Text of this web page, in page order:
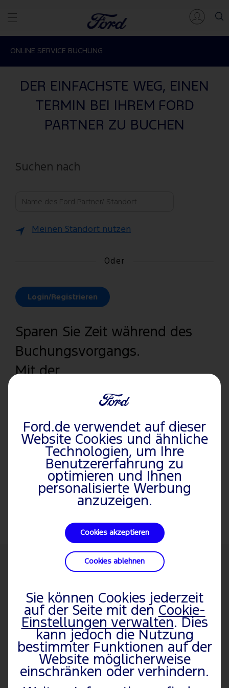
ONLINE SERVICE BUCHUNG
DER EINFACHSTE WEG, EINEN
TERMIN BEI IHREM FORD
PARTNER ZU BUCHEN
Suchen nach
Meinen Standort nutzen
Oder
Login/Registrieren
Sparen Sie Zeit während des
Buchungsvorgangs.
Mit der
Anmeldung/Registrierung
werden Ihre gespeicherten
Fahrzeuginformationen
abgerufen sowie Ihr
bevorzugter Ford Partner
vorausgewählt.
Ford.de verwendet auf dieser
Website Cookies und ähnliche
Technologien, um Ihre
Benutzererfahrung zu
optimieren und Ihnen
personalisierte Werbung
anzuzeigen.
Cookies akzeptieren
Cookies ablehnen
Sie können Cookies jederzeit
auf der Seite mit den Cookie-
Einstellungen verwalten. Dies
kann jedoch die Nutzung
bestimmter Funktionen auf der
Website möglicherweise
einschränken oder verhindern.
PKW
Nutzfahrzeuge
Kleinwagen
Hybrid und
Elektrofahrzeuge
Familienautos
ENTDECKEN
Über Ford
Highlights & Aktuelles
Beruf & Karriere
Nachhaltigkeit
Ford Clubs
Altfahrzeugverwertung
Fiesta
Fiesta ST
EcoSport
Puma
Puma ST
Focus